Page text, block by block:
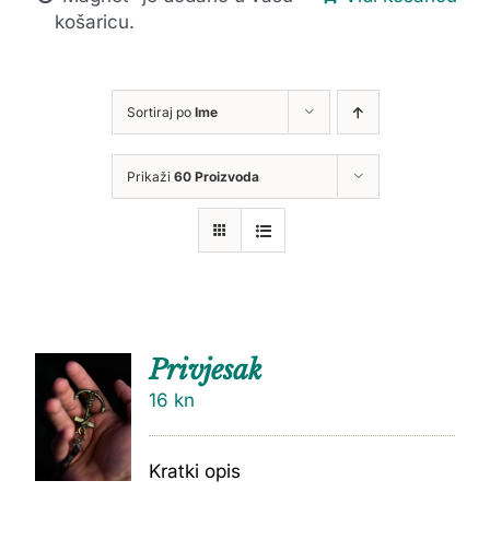
košaricu.
Sortiraj po Ime
Prikaži 60 Proizvoda
DODAJ
U
KOŠARI
CU
Privjesak
16 kn
Kratki opis